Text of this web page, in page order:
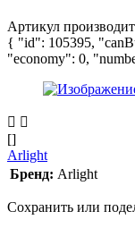
Артикул
{ "id": 105395,
"economy": 0,
[]
Arlight
Бренд: Arlight
Сохранить или